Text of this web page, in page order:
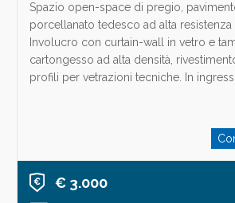
Spazio open-space di pregio,
porcellanato tedesco ad alta resistenza
Involucro con curtain-wall in vetro e
cartongesso ad alta densità,
profili per vetrazioni tecniche. In
€ 3.000